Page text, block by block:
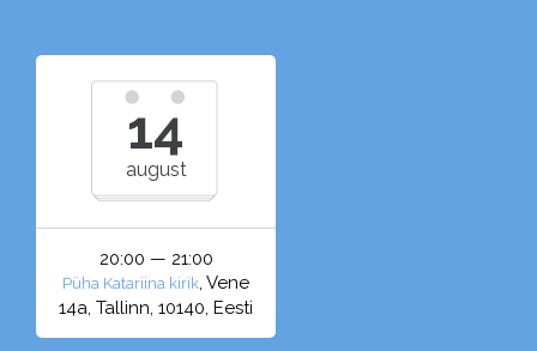
14
august
20:00 — 21:00
Püha Katariina kirik, Vene
14a, Tallinn, 10140, Eesti